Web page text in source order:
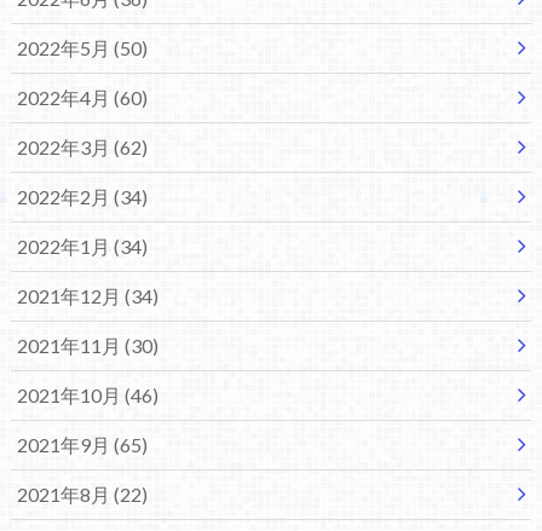
2022年5月 (50)
2022年4月 (60)
2022年3月 (62)
2022年2月 (34)
2022年1月 (34)
2021年12月 (34)
2021年11月 (30)
2021年10月 (46)
2021年9月 (65)
2021年8月 (22)